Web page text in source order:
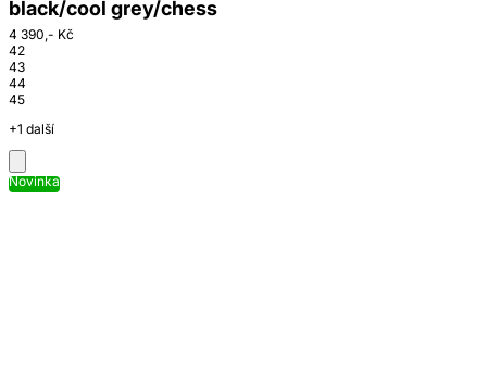
black/cool grey/chess
4 390,- Kč
42
43
44
45
+1 další
Novinka